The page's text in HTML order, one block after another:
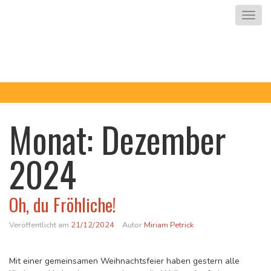
Grundschule
Monat: Dezember
2024
Oh, du Fröhliche!
Veröffentlicht am 21/12/2024 AutorMiriam Petrick
Mit einer gemeinsamen Weihnachtsfeier haben gestern alle